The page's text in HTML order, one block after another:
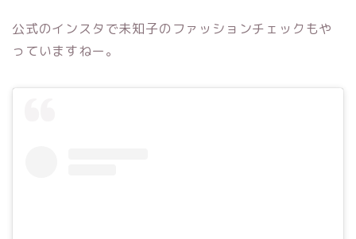
公式のインスタで未知子のファッションチェックもや
っていますねー。